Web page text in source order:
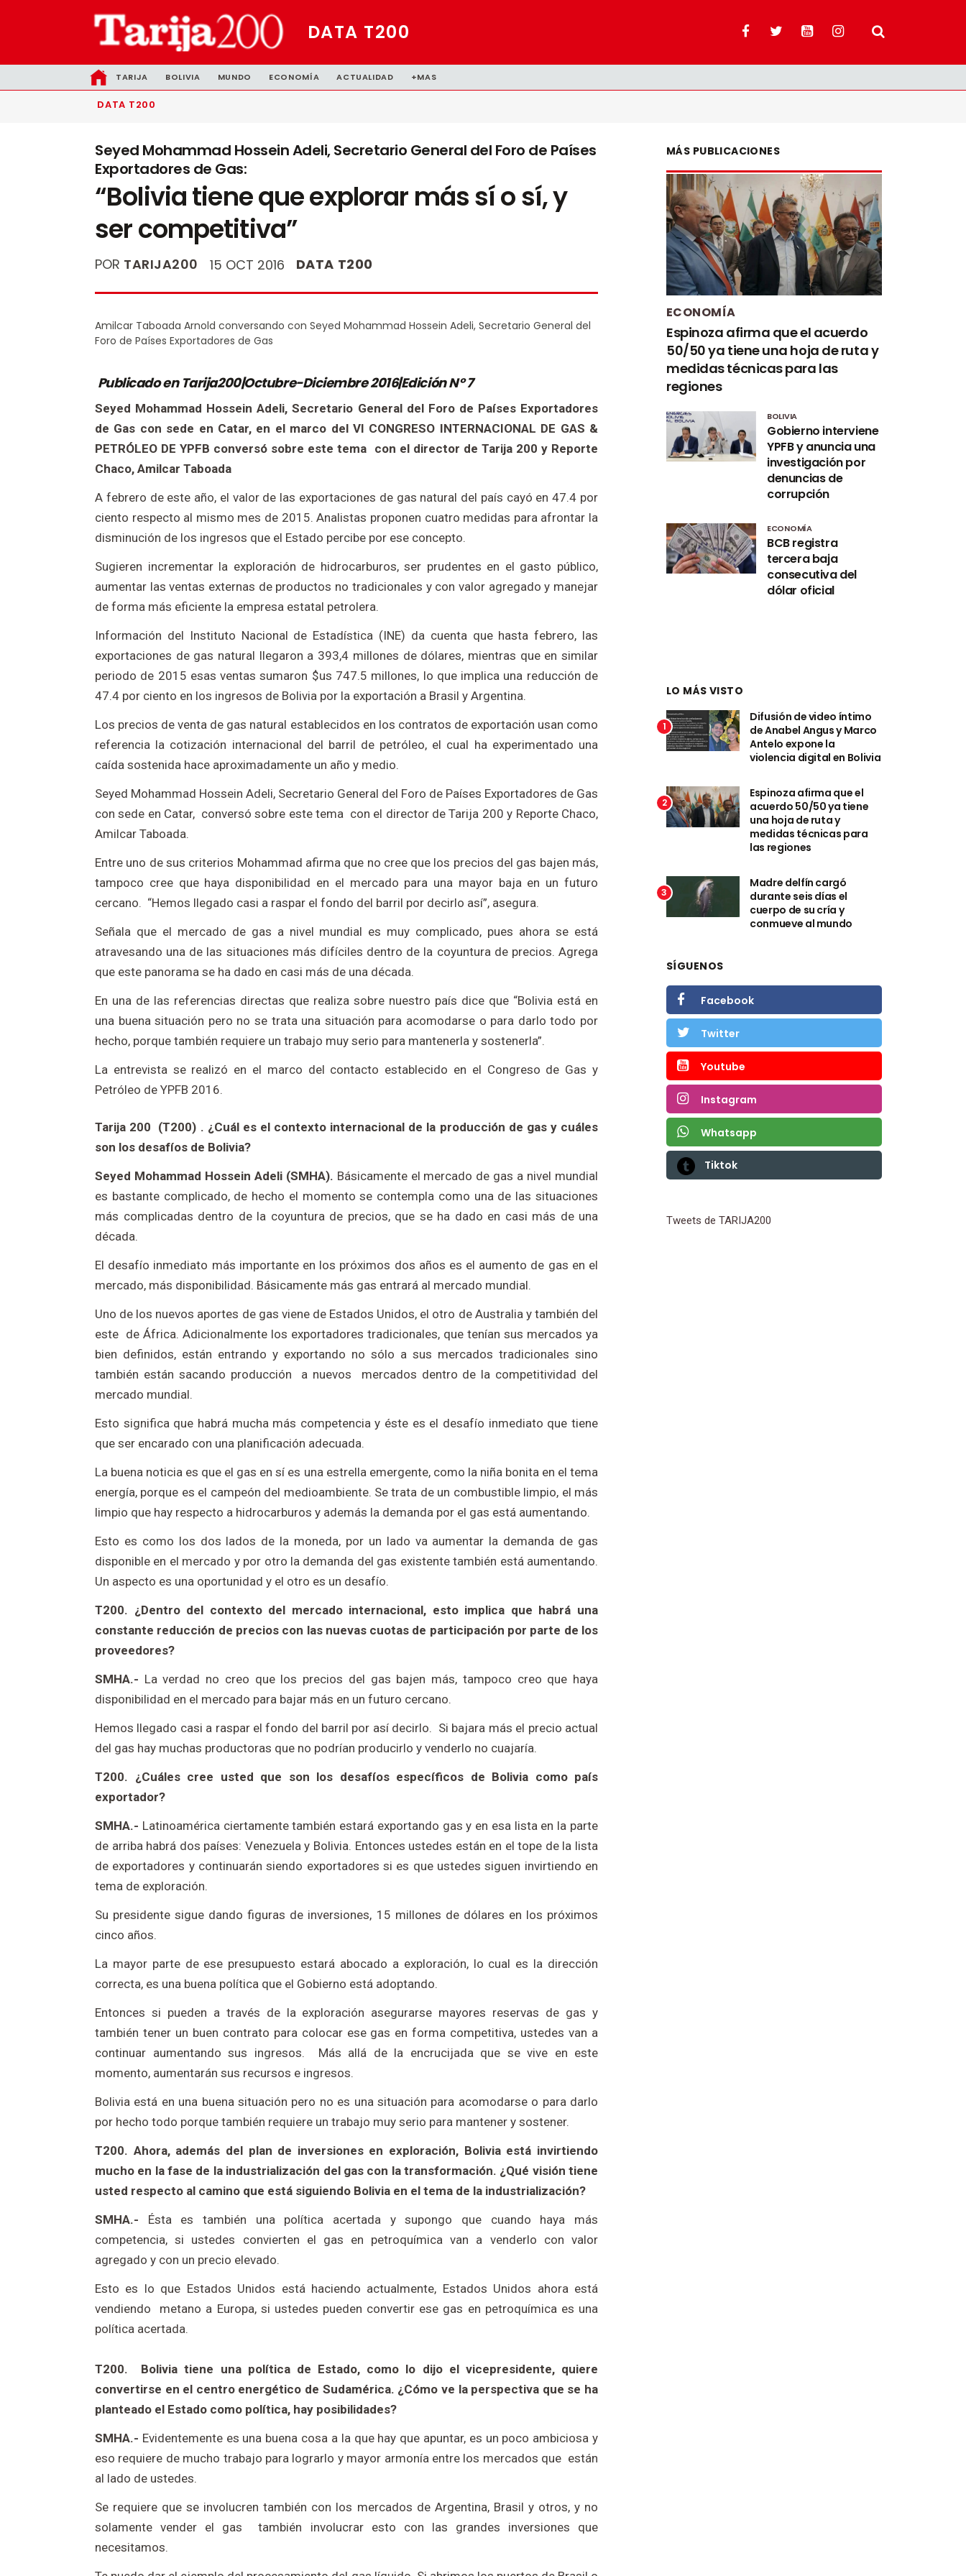
DATA T200
TARIJA BOLIVIA MUNDO ECONOMÍA ACTUALIDAD +MAS
DATA T200
Seyed Mohammad Hossein Adeli, Secretario General del Foro de Países
Exportadores de Gas:
“Bolivia tiene que explorar más sí o sí, y
ser competitiva”
POR TARIJA200 15 OCT 2016 DATA T200
Amilcar Taboada Arnold conversando con Seyed Mohammad Hossein Adeli, Secretario General del
Foro de Países Exportadores de Gas
Publicado en Tarija200|Octubre-Diciembre 2016|Edición N° 7
Seyed Mohammad Hossein Adeli, Secretario General del Foro de Países Exportadores
de Gas con sede en Catar, en el marco del VI CONGRESO INTERNACIONAL DE GAS &
PETRÓLEO DE YPFB conversó sobre este tema con el director de Tarija 200 y Reporte
Chaco, Amilcar Taboada
A febrero de este año, el valor de las exportaciones de gas natural del país cayó en 47.4 por
ciento respecto al mismo mes de 2015. Analistas proponen cuatro medidas para afrontar la
disminución de los ingresos que el Estado percibe por ese concepto.
Sugieren incrementar la exploración de hidrocarburos, ser prudentes en el gasto público,
aumentar las ventas externas de productos no tradicionales y con valor agregado y manejar
de forma más eficiente la empresa estatal petrolera.
Información del Instituto Nacional de Estadística (INE) da cuenta que hasta febrero, las
exportaciones de gas natural llegaron a 393,4 millones de dólares, mientras que en similar
periodo de 2015 esas ventas sumaron $us 747.5 millones, lo que implica una reducción de
47.4 por ciento en los ingresos de Bolivia por la exportación a Brasil y Argentina.
Los precios de venta de gas natural establecidos en los contratos de exportación usan como
referencia la cotización internacional del barril de petróleo, el cual ha experimentado una
caída sostenida hace aproximadamente un año y medio.
Seyed Mohammad Hossein Adeli, Secretario General del Foro de Países Exportadores de Gas
con sede en Catar, conversó sobre este tema con el director de Tarija 200 y Reporte Chaco,
Amilcar Taboada.
Entre uno de sus criterios Mohammad afirma que no cree que los precios del gas bajen más,
tampoco cree que haya disponibilidad en el mercado para una mayor baja en un futuro
cercano. “Hemos llegado casi a raspar el fondo del barril por decirlo así”, asegura.
Señala que el mercado de gas a nivel mundial es muy complicado, pues ahora se está
atravesando una de las situaciones más difíciles dentro de la coyuntura de precios. Agrega
que este panorama se ha dado en casi más de una década.
En una de las referencias directas que realiza sobre nuestro país dice que “Bolivia está en
una buena situación pero no se trata una situación para acomodarse o para darlo todo por
hecho, porque también requiere un trabajo muy serio para mantenerla y sostenerla”.
La entrevista se realizó en el marco del contacto establecido en el Congreso de Gas y
Petróleo de YPFB 2016.
Tarija 200 (T200) . ¿Cuál es el contexto internacional de la producción de gas y cuáles
son los desafíos de Bolivia?
Seyed Mohammad Hossein Adeli (SMHA). Básicamente el mercado de gas a nivel mundial
es bastante complicado, de hecho el momento se contempla como una de las situaciones
más complicadas dentro de la coyuntura de precios, que se ha dado en casi más de una
década.
El desafío inmediato más importante en los próximos dos años es el aumento de gas en el
mercado, más disponibilidad. Básicamente más gas entrará al mercado mundial.
Uno de los nuevos aportes de gas viene de Estados Unidos, el otro de Australia y también del
este de África. Adicionalmente los exportadores tradicionales, que tenían sus mercados ya
bien definidos, están entrando y exportando no sólo a sus mercados tradicionales sino
también están sacando producción a nuevos mercados dentro de la competitividad del
mercado mundial.
Esto significa que habrá mucha más competencia y éste es el desafío inmediato que tiene
que ser encarado con una planificación adecuada.
La buena noticia es que el gas en sí es una estrella emergente, como la niña bonita en el tema
energía, porque es el campeón del medioambiente. Se trata de un combustible limpio, el más
limpio que hay respecto a hidrocarburos y además la demanda por el gas está aumentando.
Esto es como los dos lados de la moneda, por un lado va aumentar la demanda de gas
disponible en el mercado y por otro la demanda del gas existente también está aumentando.
Un aspecto es una oportunidad y el otro es un desafío.
T200. ¿Dentro del contexto del mercado internacional, esto implica que habrá una
constante reducción de precios con las nuevas cuotas de participación por parte de los
proveedores?
SMHA.- La verdad no creo que los precios del gas bajen más, tampoco creo que haya
disponibilidad en el mercado para bajar más en un futuro cercano.
Hemos llegado casi a raspar el fondo del barril por así decirlo. Si bajara más el precio actual
del gas hay muchas productoras que no podrían producirlo y venderlo no cuajaría.
T200. ¿Cuáles cree usted que son los desafíos específicos de Bolivia como país
exportador?
SMHA.- Latinoamérica ciertamente también estará exportando gas y en esa lista en la parte
de arriba habrá dos países: Venezuela y Bolivia. Entonces ustedes están en el tope de la lista
de exportadores y continuarán siendo exportadores si es que ustedes siguen invirtiendo en
tema de exploración.
Su presidente sigue dando figuras de inversiones, 15 millones de dólares en los próximos
cinco años.
La mayor parte de ese presupuesto estará abocado a exploración, lo cual es la dirección
correcta, es una buena política que el Gobierno está adoptando.
Entonces si pueden a través de la exploración asegurarse mayores reservas de gas y
también tener un buen contrato para colocar ese gas en forma competitiva, ustedes van a
continuar aumentando sus ingresos. Más allá de la encrucijada que se vive en este
momento, aumentarán sus recursos e ingresos.
Bolivia está en una buena situación pero no es una situación para acomodarse o para darlo
por hecho todo porque también requiere un trabajo muy serio para mantener y sostener.
T200. Ahora, además del plan de inversiones en exploración, Bolivia está invirtiendo
mucho en la fase de la industrialización del gas con la transformación. ¿Qué visión tiene
usted respecto al camino que está siguiendo Bolivia en el tema de la industrialización?
SMHA.- Ésta es también una política acertada y supongo que cuando haya más
competencia, si ustedes convierten el gas en petroquímica van a venderlo con valor
agregado y con un precio elevado.
Esto es lo que Estados Unidos está haciendo actualmente, Estados Unidos ahora está
vendiendo metano a Europa, si ustedes pueden convertir ese gas en petroquímica es una
política acertada.
T200. Bolivia tiene una política de Estado, como lo dijo el vicepresidente, quiere
convertirse en el centro energético de Sudamérica. ¿Cómo ve la perspectiva que se ha
planteado el Estado como política, hay posibilidades?
SMHA.- Evidentemente es una buena cosa a la que hay que apuntar, es un poco ambiciosa y
eso requiere de mucho trabajo para lograrlo y mayor armonía entre los mercados que están
al lado de ustedes.
Se requiere que se involucren también con los mercados de Argentina, Brasil y otros, y no
solamente vender el gas también involucrar esto con las grandes inversiones que
necesitamos.
MÁS PUBLICACIONES
ECONOMÍA
Espinoza afirma que el acuerdo
50/50 ya tiene una hoja de ruta y
medidas técnicas para las
regiones
BOLIVIA
Gobierno interviene
YPFB y anuncia una
investigación por
denuncias de
corrupción
ECONOMÍA
BCB registra
tercera baja
consecutiva del
dólar oficial
LO MÁS VISTO
1
Difusión de video íntimo
de Anabel Angus y Marco
Antelo expone la
violencia digital en Bolivia
2
Espinoza afirma que el
acuerdo 50/50 ya tiene
una hoja de ruta y
medidas técnicas para
las regiones
3
Madre delfín cargó
durante seis días el
cuerpo de su cría y
conmueve al mundo
SÍGUENOS
Facebook
Twitter
Youtube
Instagram
Whatsapp
Tiktok
Tweets de TARIJA200